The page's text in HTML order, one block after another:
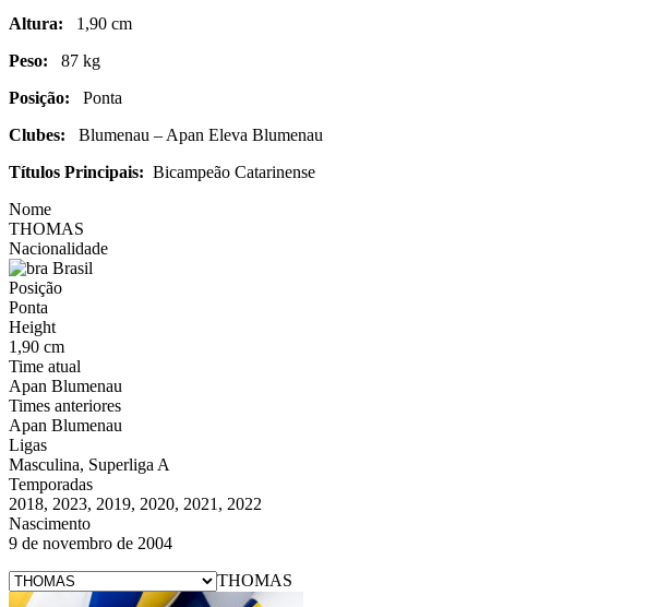
Altura: 1,90 cm
Peso: 87 kg
Posição: Ponta
Clubes: Blumenau – Apan Eleva Blumenau
Títulos Principais: Bicampeão Catarinense
Nome
THOMAS
Nacionalidade
Brasil
Posição
Ponta
Height
1,90 cm
Time atual
Apan Blumenau
Times anteriores
Apan Blumenau
Ligas
Masculina, Superliga A
Temporadas
2018, 2023, 2019, 2020, 2021, 2022
Nascimento
9 de novembro de 2004
THOMAS